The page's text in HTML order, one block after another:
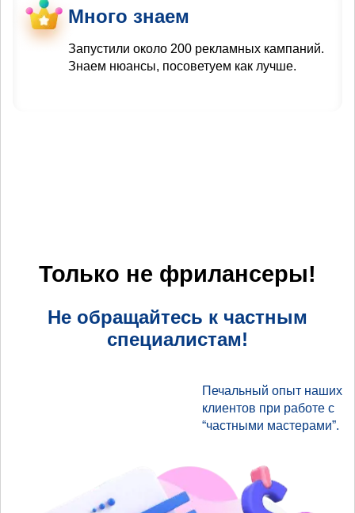
Много знаем
Запустили около 200 рекламных кампаний.
Знаем нюансы, посоветуем как лучше.
Только не фрилансеры!
Не обращайтесь к частным
специалистам!
Печальный опыт наших
клиентов при работе с
“частными мастерами”.